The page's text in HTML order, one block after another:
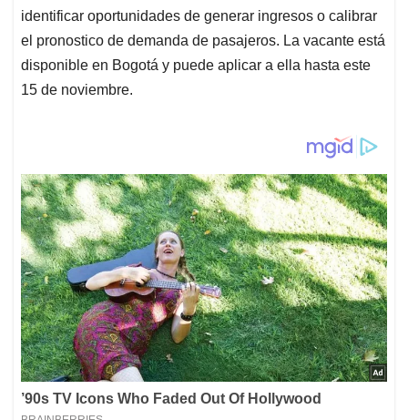
identificar oportunidades de generar ingresos o calibrar
el pronostico de demanda de pasajeros. La vacante está
disponible en Bogotá y puede aplicar a ella hasta este
15 de noviembre.